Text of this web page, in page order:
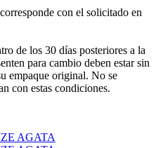
con el solicitado en
de los 30 días posteriores a la
para cambio deben estar sin
empaque original. No se
con estas condiciones.